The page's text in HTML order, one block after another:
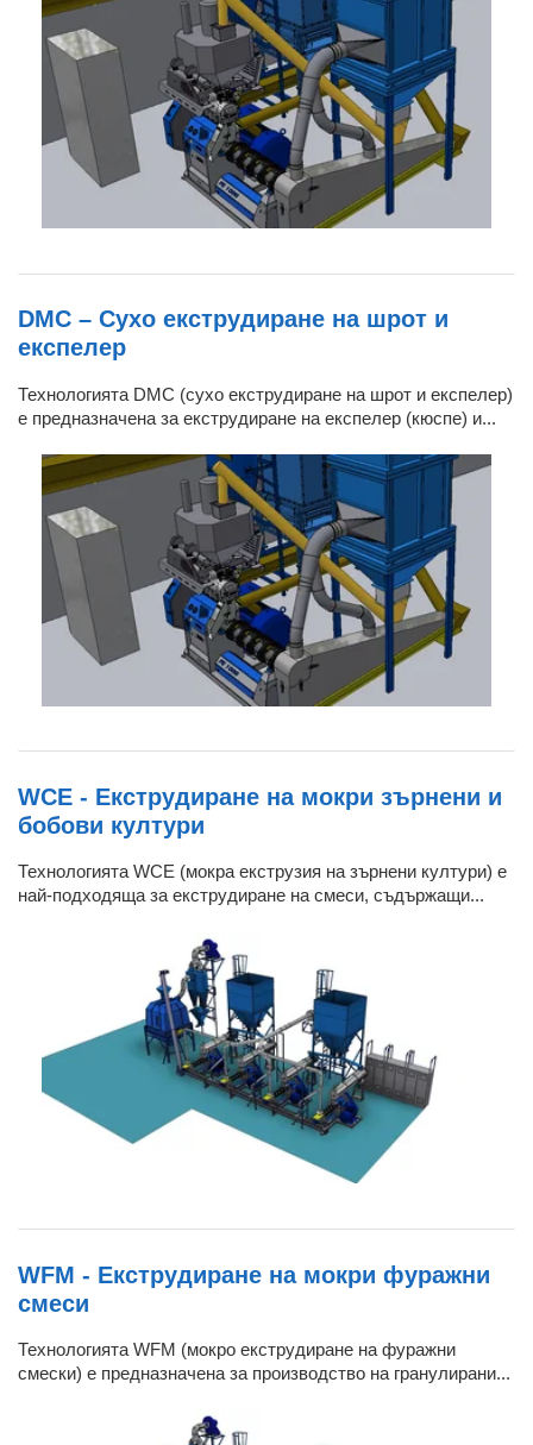
DMC – Сухо екструдиране на шрот и
експелер
Технологията DMC (сухо екструдиране на шрот и експелер)
е предназначена за екструдиране на експелер (кюспе) и...
WCE - Екструдиране на мокри зърнени и
бобови култури
Технологията WCE (мокра екструзия на зърнени култури) е
най-подходяща за екструдиране на смеси, съдържащи...
WFM - Екструдиране на мокри фуражни
смеси
Технологията WFM (мокро екструдиране на фуражни
смески) е предназначена за производство на гранулирани...